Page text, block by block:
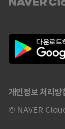
© NAVER
개인정보 처리방